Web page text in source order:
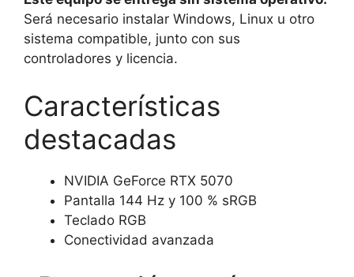
Será necesario instalar Windows, Linux u otro
sistema compatible, junto con sus
controladores y licencia.
Características
destacadas
NVIDIA GeForce RTX 5070
Pantalla 144 Hz y 100 % sRGB
Teclado RGB
Conectividad avanzada